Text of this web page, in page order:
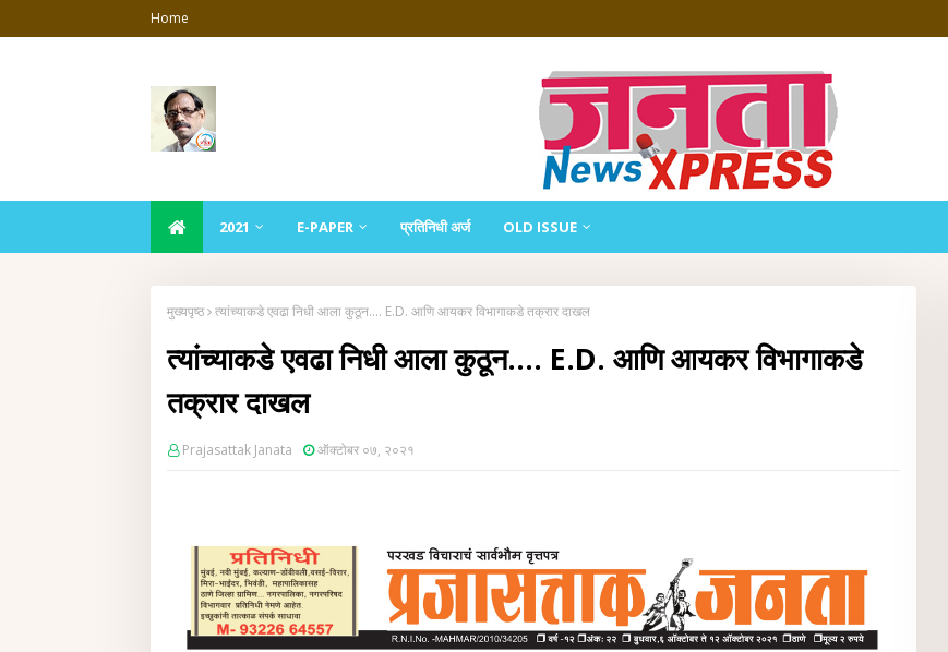
Home
2021 E-PAPER प्रतिनिधी अर्ज OLD ISSUE
मुख्यपृष्ठ त्यांच्याकडे एवढा निधी आला कुठून.... E.D. आणि आयकर विभागाकडे तक्रार दाखल
त्यांच्याकडे एवढा निधी आला कुठून.... E.D. आणि आयकर विभागाकडे
तक्रार दाखल
Prajasattak Janata ऑक्टोबर ०७, २०२१